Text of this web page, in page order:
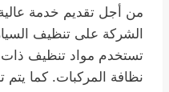
من أجل تقديم خدمة
الشركة على تنظيف
تستخدم مواد تنظيف
نظافة المركبات. كما